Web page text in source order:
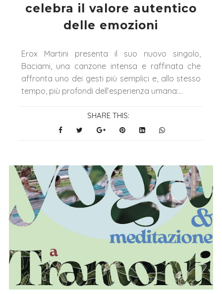
celebra il valore autentico
delle emozioni
Erox Martini presenta il suo nuovo singolo,
Baciami, una canzone intensa e raffinata che
affronta uno dei gesti più semplici e, allo stesso
tempo, più profondi dell’esperienza umana:...
SHARE THIS: